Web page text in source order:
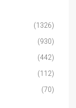
(1326)
(930)
(442)
(112)
(70)